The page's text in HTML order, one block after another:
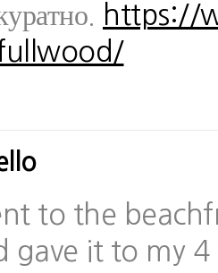
https://
to the
gave it to my